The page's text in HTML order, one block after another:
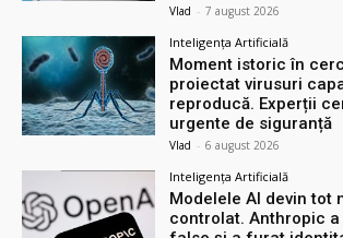
Vlad - 7 august 2026
Inteligența Artificială
Moment istoric în
proiectat virusuri
reproducă. Experții
urgente de siguranță
Vlad - 6 august 2026
Inteligența Artificială
Modelele AI devin tot
controlat. Anthropic